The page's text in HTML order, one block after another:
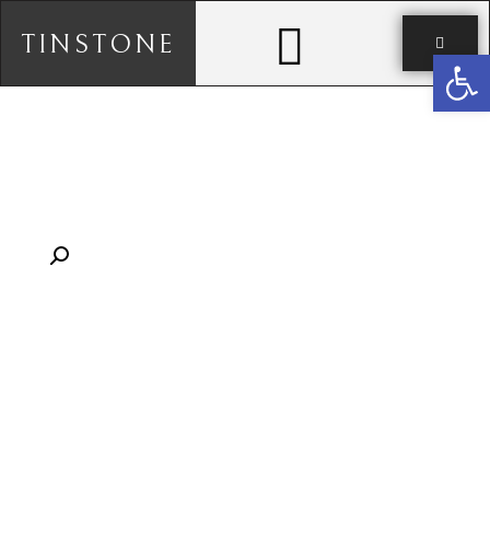
TINSTONE פתח סרגל נגישות